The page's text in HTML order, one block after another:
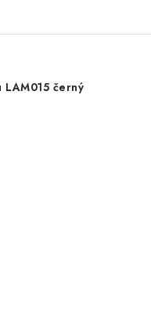
černý